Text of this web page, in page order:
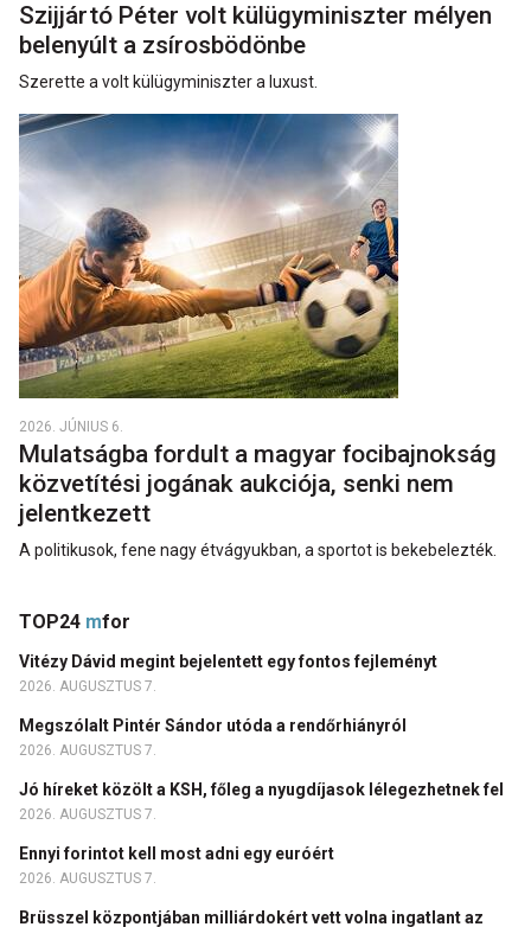
Szijjártó Péter volt külügyminiszter mélyen
belenyúlt a zsírosbödönbe
Szerette a volt külügyminiszter a luxust.
2026. JÚNIUS 6.
Mulatságba fordult a magyar focibajnokság
közvetítési jogának aukciója, senki nem
jelentkezett
A politikusok, fene nagy étvágyukban, a sportot is bekebelezték.
TOP24 mfor
Vitézy Dávid megint bejelentett egy fontos fejleményt
2026. AUGUSZTUS 7.
Megszólalt Pintér Sándor utóda a rendőrhiányról
2026. AUGUSZTUS 7.
Jó híreket közölt a KSH, főleg a nyugdíjasok lélegezhetnek fel
2026. AUGUSZTUS 7.
Ennyi forintot kell most adni egy euróért
2026. AUGUSZTUS 7.
Brüsszel központjában milliárdokért vett volna ingatlant az